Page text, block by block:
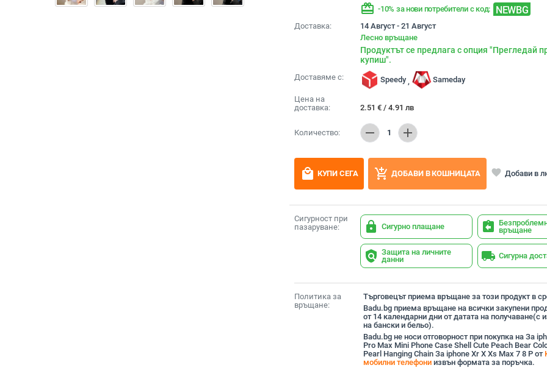
redeem -10% за нови потребители с код: NEWBG
Доставка:
14 Август - 21 Август
Лесно връщане
Продуктът се предлага с опция "Прегледай
купиш".
Доставяме с: Speedy , Sameday
Цена на
доставка:
2.51 € / 4.91 лв
Количество: remove 1 add
local_mall КУПИ СЕГА add_shopping_cart ДОБАВИ В КОШНИЦАТА favorite Добави в
Сигурност при
пазаруване:
lock Сигурно плащане assignment_return връщане
policy Защита на личните
данни
local_shipping Сигурна
Политика за
връщане:
Търговецът приема връщане за този продукт в
Badu.bg приема връщане на всички закупени
от 14 календарни дни от датата на получаване(с
на бански и бельо).
Badu.bg не носи отговорност при покупка на За
Pro Max Mini Phone Case Shell Cute Peach Bear
Pearl Hanging Chain За iphone Xr X Xs Max 7 8 P от
мобилни телефониизвън формата за поръчка.